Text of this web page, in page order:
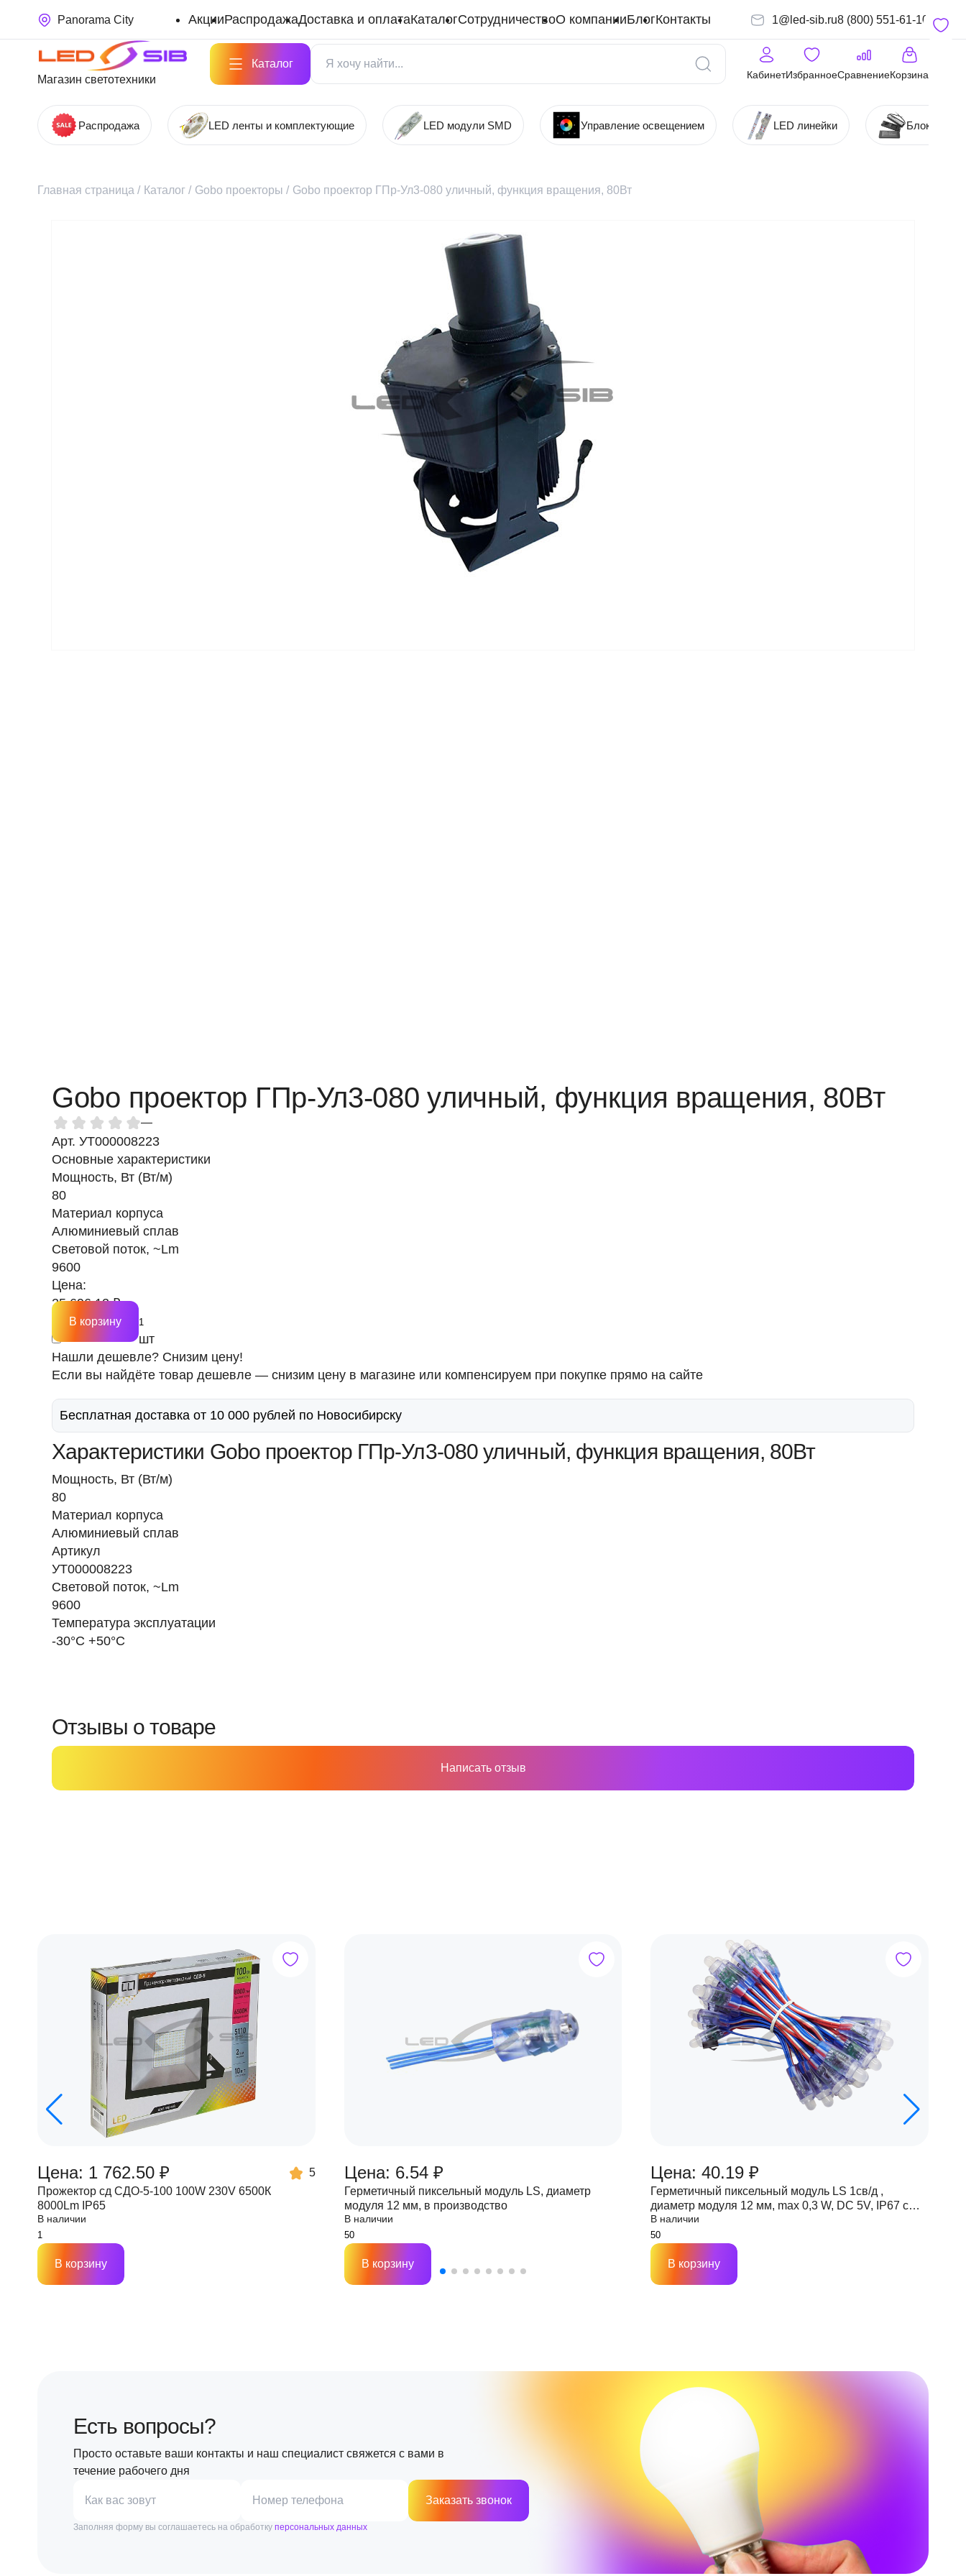
Panorama City АкцииРаспродажаДоставка и оплатаКаталогСотрудничествоО компанииБлогКонтакты 1@led-sib.ru8 (800) 551-61-10
Магазин светотехники
Каталог
КабинетИзбранноеСравнениеКорзина
Распродажа LED ленты и комплектующие LED модули SMD Управление освещением LED линейки Блоки
Главная страница / Каталог / Gobo проекторы / Gobo проектор ГПр-Ул3-080 уличный, функция вращения, 80Вт
Gobo проектор ГПр-Ул3-080 уличный, функция вращения, 80Вт
—
Арт. УТ000008223
Основные характеристики
Мощность, Вт (Вт/м)
80
Материал корпуса
Алюминиевый сплав
Световой поток, ~Lm
9600
Цена:
25 696.12 ₽
шт
В корзину
Нашли дешевле? Снизим цену!
Если вы найдёте товар дешевле — снизим цену в магазине или компенсируем при покупке прямо на сайте
Бесплатная доставка от 10 000 рублей по Новосибирску
Характеристики Gobo проектор ГПр-Ул3-080 уличный, функция вращения, 80Вт
Мощность, Вт (Вт/м)
80
Материал корпуса
Алюминиевый сплав
Артикул
УТ000008223
Световой поток, ~Lm
9600
Температура эксплуатации
-30°С +50°С
Отзывы о товаре
Написать отзыв
Цена: 1 762.50 ₽
5
Прожектор сд СДО-5-100 100W 230V 6500К
8000Lm IP65
В наличии
В корзину
Цена: 6.54 ₽
Герметичный пиксельный модуль LS, диаметр
модуля 12 мм, в производство
В наличии
В корзину
Цена: 40.19 ₽
Герметичный пиксельный модуль LS 1св/д ,
диаметр модуля 12 мм, max 0,3 W, DC 5V, IP67 с
чипом 6803
В наличии
В корзину
Есть вопросы?
Просто оставьте ваши контакты и наш специалист свяжется с вами в
течение рабочего дня
Как вас зовут Номер телефона Заказать звонок
Заполняя форму вы соглашаетесь на обработку персональных данных